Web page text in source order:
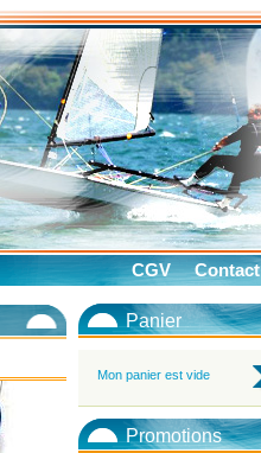
CGV Contact
Panier
Mon panier est vide
Promotions